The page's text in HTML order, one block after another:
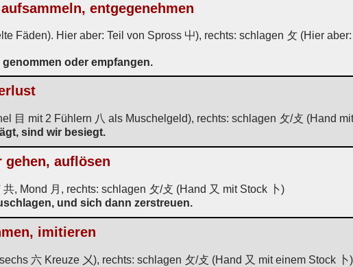
entgegenehmen
Fäden). Hier aber: Teil von Spross 屮), rechts: schlagen 攵 (Hier
oder empfangen.
目 mit 2 Fühlern 八 als Muschelgeld), rechts: schlagen 攵/攴 (Hand
sind wir besiegt.
gehen, auflösen
, Mond 月, rechts: schlagen 攵/攴 (Hand 又 mit Stock 卜)
und sich dann zerstreuen.
imitieren
六 Kreuze 㐅), rechts: schlagen 攵/攴 (Hand 又 mit einem Stock 卜)